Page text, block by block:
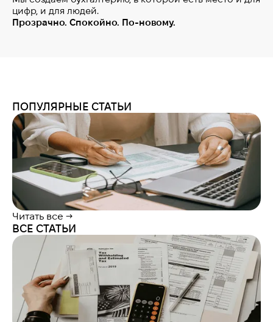
цифр, и для людей.
Прозрачно. Спокойно. По-новому.
ПОПУЛЯРНЫЕ СТАТЬИ
Читать все →
ВСЕ СТАТЬИ